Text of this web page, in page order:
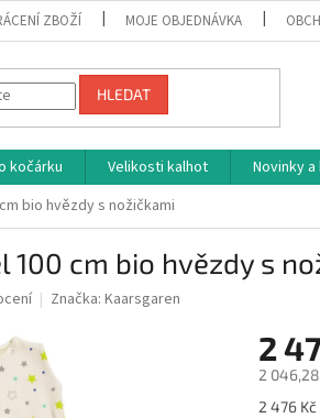
ZBOŽÍ MOJE OBJEDNÁVKA
HLEDAT
kočárku Velikosti kalhot Novinky
bio hvězdy s nožičkami
100 cm bio hvězdy s
Značka: Kaarsgaren
2
2 046,28
Měrná
2 476